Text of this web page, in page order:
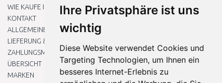
Ihre Privatsphäre ist uns
wichtig
Diese Website verwendet Cookies und
Targeting Technologien, um Ihnen ein
besseres Internet-Erlebnis zu
WIE KAUFE ICH EIN?
KONTAKT
ALLGEMEINEN GESCHÄFTSBEDINGUNGEN
LIEFERUNG & ZAHLUNG
ZAHLUNGSMETHODEN
ÜBERSICHT
MARKEN